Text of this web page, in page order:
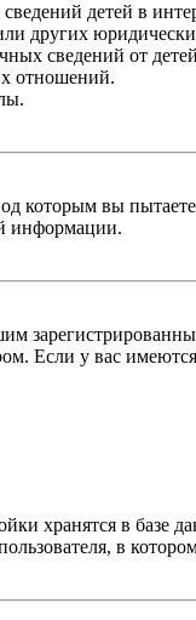
детей в
других
сведений от
отношений.
которым вы
информации.
Если у вас
хранятся в
в